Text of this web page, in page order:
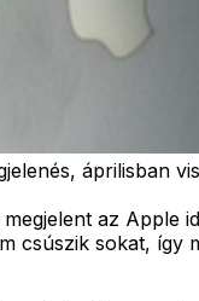
áprilisban
az Apple
csúszik sokat,